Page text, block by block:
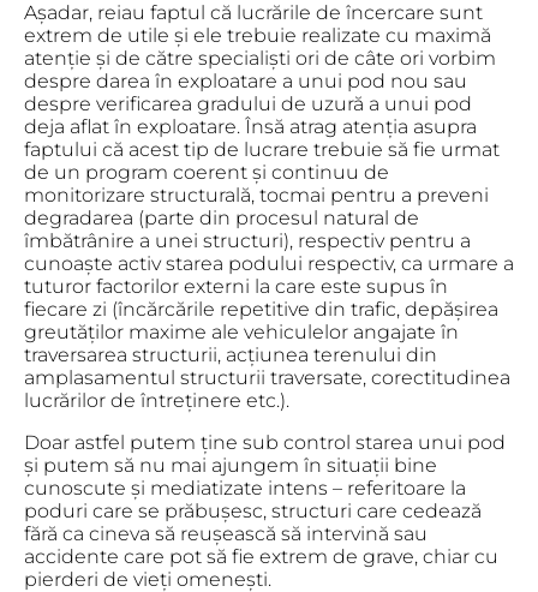
Așadar, reiau faptul că lucrările de încercare sunt
extrem de utile și ele trebuie realizate cu maximă
atenție și de către specialiști ori de câte ori vorbim
despre darea în exploatare a unui pod nou sau
despre verificarea gradului de uzură a unui pod
deja aflat în exploatare. Însă atrag atenția asupra
faptului că acest tip de lucrare trebuie să fie urmat
de un program coerent și continuu de
monitorizare structurală, tocmai pentru a preveni
degradarea (parte din procesul natural de
îmbătrânire a unei structuri), respectiv pentru a
cunoaște activ starea podului respectiv, ca urmare a
tuturor factorilor externi la care este supus în
fiecare zi (încărcările repetitive din trafic, depășirea
greutăților maxime ale vehiculelor angajate în
traversarea structurii, acțiunea terenului din
amplasamentul structurii traversate, corectitudinea
lucrărilor de întreținere etc.).
Doar astfel putem ține sub control starea unui pod
și putem să nu mai ajungem în situații bine
cunoscute și mediatizate intens – referitoare la
poduri care se prăbușesc, structuri care cedează
fără ca cineva să reușească să intervină sau
accidente care pot să fie extrem de grave, chiar cu
pierderi de vieți omenești.